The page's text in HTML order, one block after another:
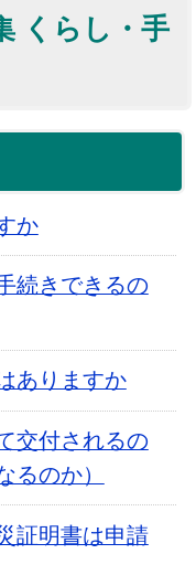
くらし・手
か
続きできるの
ありますか
交付されるの
るのか）
証明書は申請